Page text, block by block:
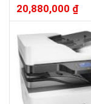
Được
xếp
0
5
sao
20,880,000 ₫